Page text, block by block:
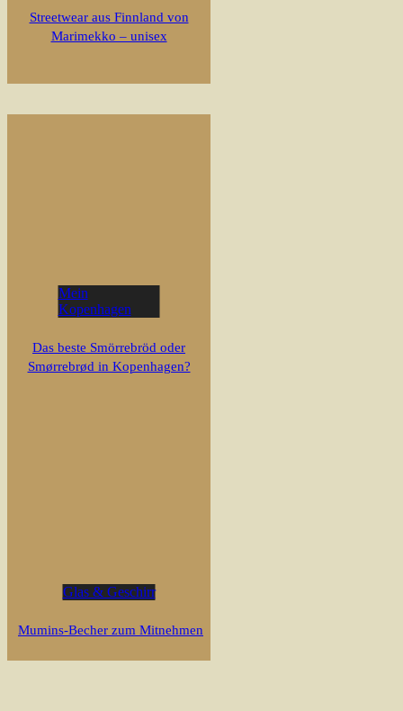
Streetwear aus Finnland von
Marimekko – unisex
Mein
Kopenhagen
Das beste Smörrebröd oder
Smørrebrød in Kopenhagen?
Glas & Geschirr
Mumins-Becher zum Mitnehmen